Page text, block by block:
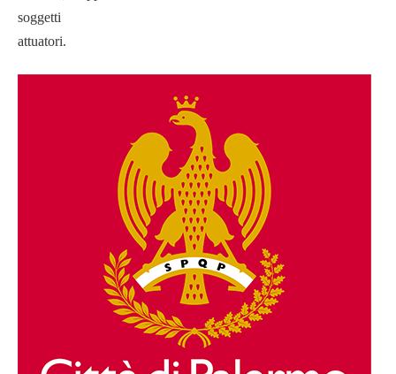
soggetti
attuatori.